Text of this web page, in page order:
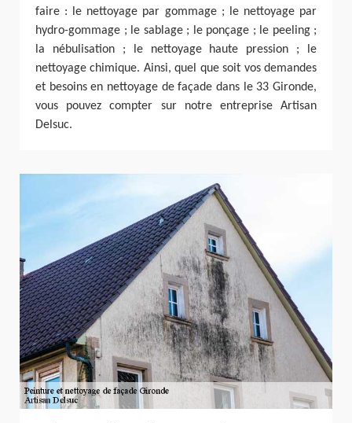
faire : le nettoyage par gommage ; le nettoyage par
hydro-gommage ; le sablage ; le ponçage ; le peeling ;
la nébulisation ; le nettoyage haute pression ; le
nettoyage chimique. Ainsi, quel que soit vos demandes
et besoins en nettoyage de façade dans le 33 Gironde,
vous pouvez compter sur notre entreprise Artisan
Delsuc.